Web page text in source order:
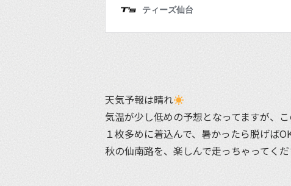
天気予報は晴れ
気温が少し低めの予想となってますが、
１枚多めに着込んで、暑かったら脱げば
秋の仙南路を、楽しんで走っちゃってく